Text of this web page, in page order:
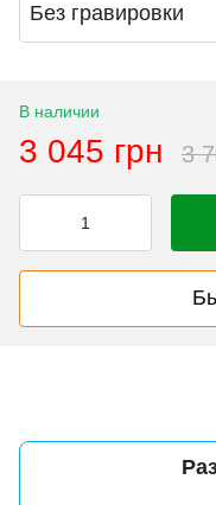
Без гравировки
В наличии
3 045 грн 3